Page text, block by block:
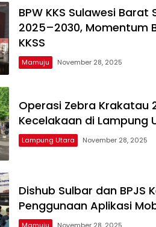
BPW KKS Sulawesi
2025–2030, Momentum
KKSS
Mamuju November 28, 2025
Operasi Zebra Krakatau
Kecelakaan di Lampung
Lampung Utara November 28, 2025
Dishub Sulbar dan BPJS
Penggunaan Aplikasi